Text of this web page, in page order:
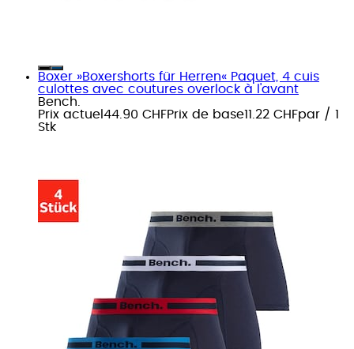
Boxer »Boxershorts für Herren« Paquet, 4 cuis
culottes avec coutures overlock à l'avant
Bench.
Prix actuel 44.90 CHFPrix de base11.22 CHFpar / 1
Stk